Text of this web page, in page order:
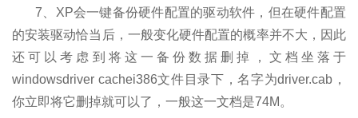
7、XP会一键备份硬件配置的驱动软件，但在硬件配置
的安装驱动恰当后，一般变化硬件配置的概率并不大，因此
还可以考虑到将这一备份数据删掉，文档坐落于
windowsdriver cachei386文件目录下，名字为driver.cab，
你立即将它删掉就可以了，一般这一文档是74M。